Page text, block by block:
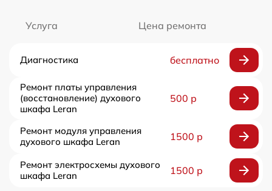
Услуга Цена ремонта
Диагностика бесплатно
Ремонт платы управления
(восстановление) духового
шкафа Leran
500 р
Ремонт модуля управления
духового шкафа Leran
1500 р
Ремонт электросхемы духового
шкафа Leran
1500 р